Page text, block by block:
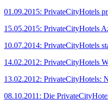
01.09.2015: PrivateCityHotels
15.05.2015: PrivateCityHotels
10.07.2014: PrivateCityHotels
14.02.2012: PrivateCityHotels
13.02.2012: PrivateCityHotels:
08.10.2011: Die